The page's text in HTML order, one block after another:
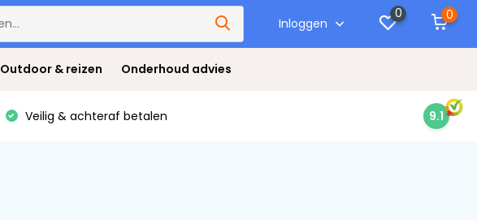
Inloggen
0 0
Outdoor & reizen Onderhoud advies
Veilig & achteraf betalen 9.1